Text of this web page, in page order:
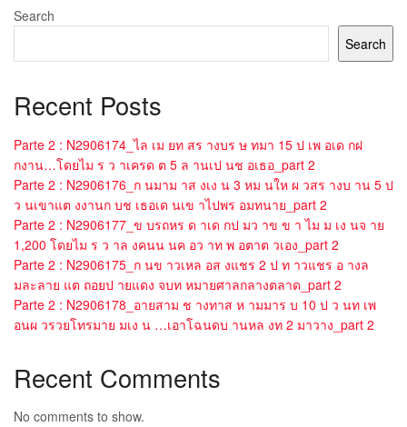
Search
Search
Recent Posts
Parte 2 : N2906174_ไล เม ยท สร างบร ษ ทมา 15 ป เพ อเด กฝ
กงาน…โดยไม ร ว าเครด ต 5 ล านเป นช อเธอ_part 2
Parte 2 : N2906176_ก นมาม าส งเง น 3 หม นให ผ วสร างบ าน 5 ป
ว นเขาแต งงานก บช เธอเด นเข าไปพร อมทนาย_part 2
Parte 2 : N2906177_ข บรถหร ด าเด กป มว าข ข า ไม ม เง นจ าย
1,200 โดยไม ร ว าล งคนน นค อว าท พ อตาต วเอง_part 2
Parte 2 : N2906175_ก นข าวเหล อส งแชร 2 ป ท าวแชร อ างล
มละลาย แต ถอยป ายแดง จบท หมายศาลกลางตลาด_part 2
Parte 2 : N2906178_อายสาม ช างทาส ห ามมาร บ 10 ป ว นท เพ
อนผ วรวยโทรมาย มเง น …เอาโฉนดบ านหล งท 2 มาวาง_part 2
Recent Comments
No comments to show.